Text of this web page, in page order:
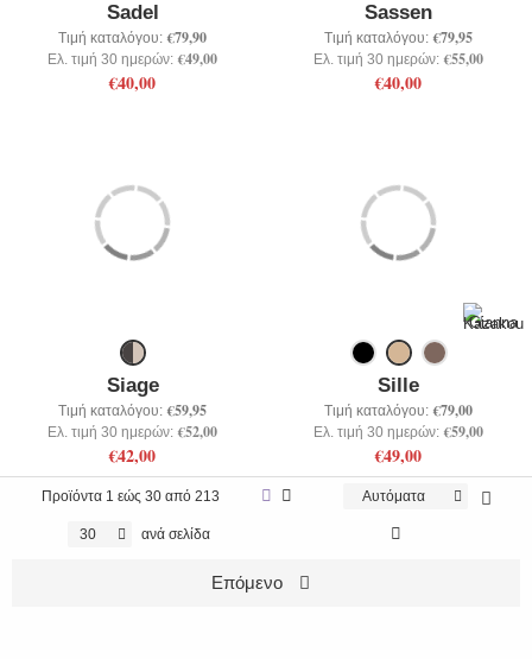
Sadel
Τιμή καταλόγου: €79,90
Ελ. τιμή 30 ημερών: €49,00
€40,00
Sassen
Τιμή καταλόγου: €79,95
Ελ. τιμή 30 ημερών: €55,00
€40,00
Siage
Τιμή καταλόγου: €59,95
Ελ. τιμή 30 ημερών: €52,00
€42,00
Sille
Τιμή καταλόγου: €79,00
Ελ. τιμή 30 ημερών: €59,00
€49,00
Προϊόντα1 εώς 30 από 213 Αυτόματα
30 ανά σελίδα
Επόμενο